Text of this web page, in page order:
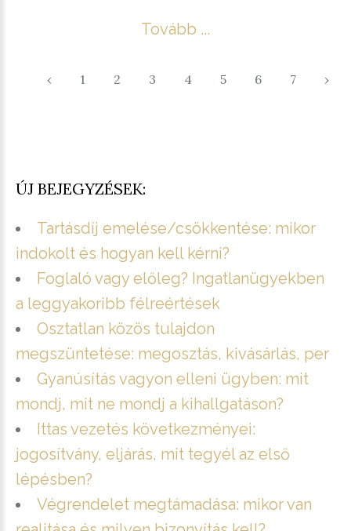
Tovább ...
‹ 1 2 3 4 5 6 7 ›
ÚJ BEJEGYZÉSEK:
Tartásdíj emelése/csökkentése: mikor
indokolt és hogyan kell kérni?
Foglaló vagy előleg? Ingatlanügyekben
a leggyakoribb félreértések
Osztatlan közös tulajdon
megszüntetése: megosztás, kivásárlás, per
Gyanúsítás vagyon elleni ügyben: mit
mondj, mit ne mondj a kihallgatáson?
Ittas vezetés következményei:
jogosítvány, eljárás, mit tegyél az első
lépésben?
Végrendelet megtámadása: mikor van